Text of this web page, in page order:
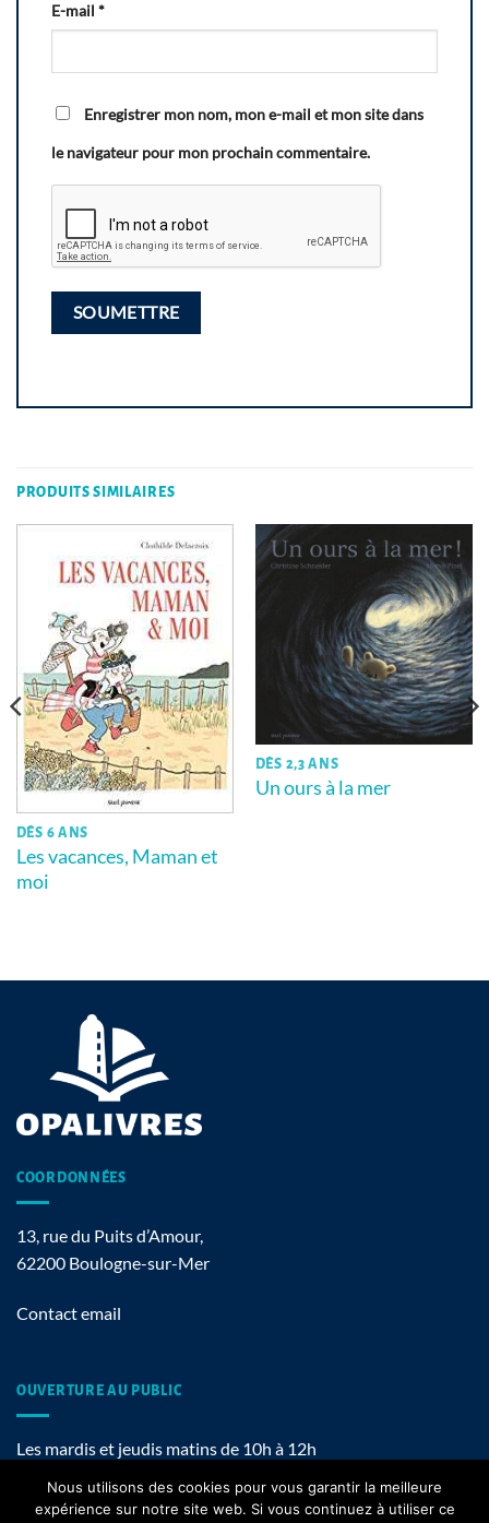
E-mail *
Enregistrer mon nom, mon e-mail et mon site dans
le navigateur pour mon prochain commentaire.
PRODUITS SIMILAIRES
DÈS 6 ANS
Les vacances, Maman et
moi
DÈS 2,3 ANS
Un ours à la mer
COORDONNÉES
13, rue du Puits d’Amour,
62200 Boulogne-sur-Mer
Contact email
OUVERTURE AU PUBLIC
Les mardis et jeudis matins de 10h à 12h
Nous utilisons des cookies pour vous garantir la meilleure
expérience sur notre site web. Si vous continuez à utiliser ce